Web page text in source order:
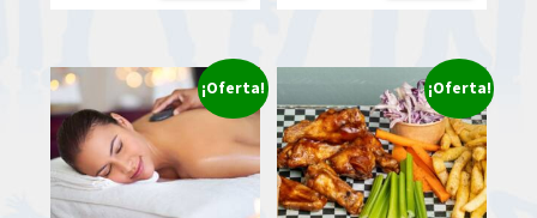
era:
39.00€.
era:
es:
39.00€.
¡Oferta! ¡Oferta!